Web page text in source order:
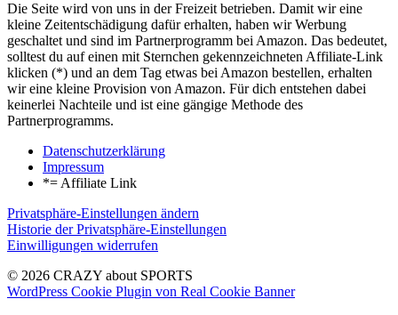
Die Seite wird von uns in der Freizeit betrieben. Damit wir eine
kleine Zeitentschädigung dafür erhalten, haben wir Werbung
geschaltet und sind im Partnerprogramm bei Amazon. Das bedeutet,
solltest du auf einen mit Sternchen gekennzeichneten Affiliate-Link
klicken (*) und an dem Tag etwas bei Amazon bestellen, erhalten
wir eine kleine Provision von Amazon. Für dich entstehen dabei
keinerlei Nachteile und ist eine gängige Methode des
Partnerprogramms.
Datenschutzerklärung
Impressum
*= Affiliate Link
Privatsphäre-Einstellungen ändern
Historie der Privatsphäre-Einstellungen
Einwilligungen widerrufen
© 2026 CRAZY about SPORTS
WordPress Cookie Plugin von Real Cookie Banner